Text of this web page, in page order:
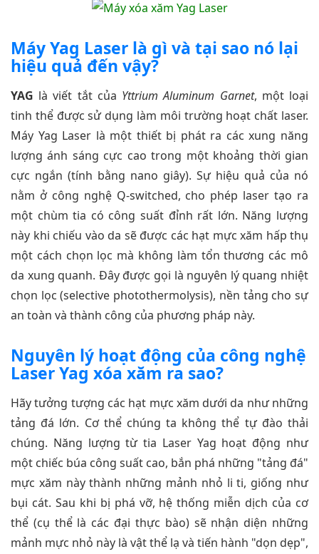
Máy Yag Laser là gì và tại sao nó lại
hiệu quả đến vậy?
YAG là viết tắt của Yttrium Aluminum Garnet, một loại
tinh thể được sử dụng làm môi trường hoạt chất laser.
Máy Yag Laser là một thiết bị phát ra các xung năng
lượng ánh sáng cực cao trong một khoảng thời gian
cực ngắn (tính bằng nano giây). Sự hiệu quả của nó
nằm ở công nghệ Q-switched, cho phép laser tạo ra
một chùm tia có công suất đỉnh rất lớn. Năng lượng
này khi chiếu vào da sẽ được các hạt mực xăm hấp thụ
một cách chọn lọc mà không làm tổn thương các mô
da xung quanh. Đây được gọi là nguyên lý quang nhiệt
chọn lọc (selective photothermolysis), nền tảng cho sự
an toàn và thành công của phương pháp này.
Nguyên lý hoạt động của công nghệ
Laser Yag xóa xăm ra sao?
Hãy tưởng tượng các hạt mực xăm dưới da như những
tảng đá lớn. Cơ thể chúng ta không thể tự đào thải
chúng. Năng lượng từ tia Laser Yag hoạt động như
một chiếc búa công suất cao, bắn phá những "tảng đá"
mực xăm này thành những mảnh nhỏ li ti, giống như
bụi cát. Sau khi bị phá vỡ, hệ thống miễn dịch của cơ
thể (cụ thể là các đại thực bào) sẽ nhận diện những
mảnh mực nhỏ này là vật thể lạ và tiến hành "dọn dẹp",